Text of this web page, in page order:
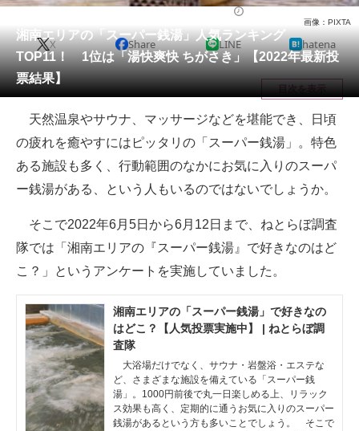
会員記事
メディア
注目記事を集めた総合ページ
ITの今と未来を見通す
スマホと通信の最新トレンド
ビジネスと働き方のヒント
AI活用のいまが分かる
企業ITのトレンドを詳説
経営リーダーのコミュニティ
マーケ×ITの今がよく分かる
湘南エリアの「スーパー銭湯」人気ランキング
TOP11！ 1位は「湯快爽快 ちがさき」【2022年最新投
票結果】
画像：PIXTA
X Share LINE hatena
目次を表示
天然温泉やサウナ、マッサージなどを堪能でき、日頃
の疲れを癒やすにはピッタリの「スーパー銭湯」。特色
ある施設も多く、行動範囲のなかにお気に入りのスーパ
ー銭湯がある、という人もいるのではないでしょうか。
そこで2022年6月5日から6月12日まで、ねとらぼ調査
隊では「湘南エリアの『スーパー銭湯』で好きなのはど
こ？」というアンケートを実施していました。
湘南エリアの「スーパー銭湯」で好きなの
はどこ？【人気投票実施中】 | ねとらぼ調
査隊
大浴場だけでなく、サウナ・岩盤浴・エステな
ど、さまざまな施設を備えている「スーパー銭
湯」。1000円前後で丸一日楽しめる上、リラック
ス効果も高く、定期的に通うお気に入りのスーパー
銭湯があるという方も多いことでしょう。 そこで